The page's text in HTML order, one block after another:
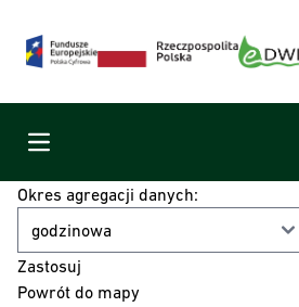
Menu
Okres agregacji danych:
Powrót do mapy